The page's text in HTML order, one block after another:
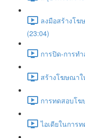
ลงมือสร้างโ
(23:04)
การปิด-การท
สร้างโฆษณา
การทดสอบโ
ไอเดียในการ